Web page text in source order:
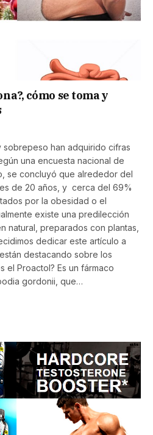
cómo se toma y
han adquirido cifras
una encuesta nacional de
se concluyó que alrededor del
de 20 años, y cerca del 69%
por la obesidad o el
existe una predilección
natural, preparados con plantas,
dedicar este artículo a
destacando sobre los
el Proactol? Es un fármaco
gordonii, que…